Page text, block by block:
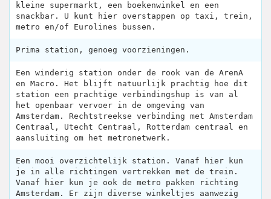
kleine supermarkt, een boekenwinkel en een
snackbar. U kunt hier overstappen op taxi, trein,
metro en/of Eurolines bussen.
Prima station, genoeg voorzieningen.
Een winderig station onder de rook van de ArenA
en Macro. Het blijft natuurlijk prachtig hoe dit
station een prachtige verbindingshup is van al
het openbaar vervoer in de omgeving van
Amsterdam. Rechtstreekse verbinding met Amsterdam
Centraal, Utecht Centraal, Rotterdam centraal en
aansluiting om het metronetwerk.
Een mooi overzichtelijk station. Vanaf hier kun
je in alle richtingen vertrekken met de trein.
Vanaf hier kun je ook de metro pakken richting
Amsterdam. Er zijn diverse winkeltjes aanwezig